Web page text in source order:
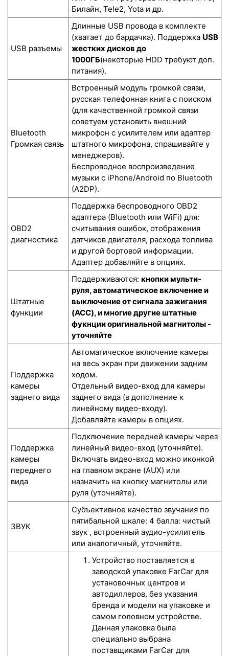
Билайн, Tele2, Yota и др.
USB разъемы
Длинные USB провода в комплекте
(хватает до бардачка). Поддержка USB
жестких дисков до
1000ГБ(некоторые HDD требуют доп.
питания).
Bluetooth
Громкая связь
Встроенный модуль громкой связи,
русская телефонная книга с поиском
(для качественной громкой связи
советуем установить внешний
микрофон с усилителем или адаптер
штатного микрофона, спрашивайте у
менеджеров).
Беспроводное воспроизведение
музыки с iPhone/Android по Bluetooth
(A2DP).
OBD2
диагностика
Поддержка беспроводного OBD2
адаптера (Bluetooth или WiFi) для:
считывания ошибок, отображения
датчиков двигателя, расхода топлива
и другой бортовой информации.
Адаптер добавляйте в опциях.
Штатные
функции
Поддерживаются: кнопки мульти-
руля, автоматическое включение и
выключение от сигнала зажигания
(ACC), и многие другие штатные
фукнции оригинальной магнитолы -
уточняйте
Поддержка
камеры
заднего вида
Автоматическое включение камеры
на весь экран при движении задним
ходом.
Отдельный видео-вход для камеры
заднего вида (в дополнение к
линейному видео-входу).
Добавляйте камеры в опциях.
Поддержка
камеры
переднего
вида
Подключение передней камеры через
линейный видео-вход (уточняйте).
Включать видео-вход можно иконкой
на главном экране (AUX) или
назначить на кнопку магнитолы или
руля (уточняйте).
ЗВУК
Субъективное качество звучания по
пятибальной шкале: 4 балла: чистый
звук , встроенный аудио-усилитель
или аналогичный, уточняйте.
Устройство поставляется в
заводской упаковке FarCar для
установочных центров и
автодиллеров, без указания
бренда и модели на упаковке и
самом головном устройстве.
Данная упаковка была
специально выбрана
поставщиками FarCar для